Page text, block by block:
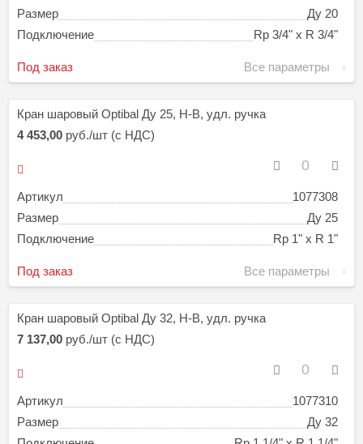
Размер
Ду 20
Подключение
Rp 3/4" х R 3/4"
Под заказ Все параметры
Кран шаровый Optibal Ду 25, Н-В, удл. ручка
Артикул
1077308
Размер
Ду 25
Подключение
Rp 1" х R 1"
4 453,00 руб./шт (с НДС)
Под заказ Все параметры
Кран шаровый Optibal Ду 32, Н-В, удл. ручка
Артикул
1077310
Размер
Ду 32
7 137,00 руб./шт (с НДС)